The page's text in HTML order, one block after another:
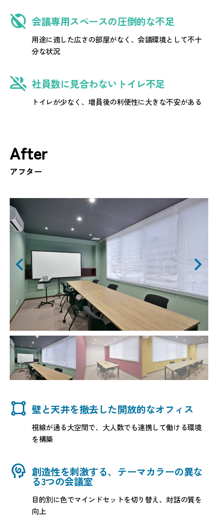
public_off 会議専用スペースの圧倒的な不足
用途に適した広さの部屋がなく、会議環境として不十
分な状況
group_off 社員数に見合わないトイレ不足
トイレが少なく、増員後の利便性に大きな不安がある
After
アフター
activity_zone 壁と天井を撤去した開放的なオフィス
視線が通る大空間で、大人数でも連携して働ける環境
を構築
cognition 創造性を刺激する、テーマカラーの異な
る3つの会議室
目的別に色でマインドセットを切り替え、対話の質を
向上